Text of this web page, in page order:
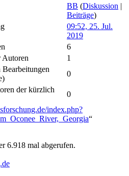
BB (Diskussion
Beiträge)
09:52, 25. Jul.
2019
6
Autoren
1
0
der kürzlich
0
index.php?
“
6.918 mal abgerufen.